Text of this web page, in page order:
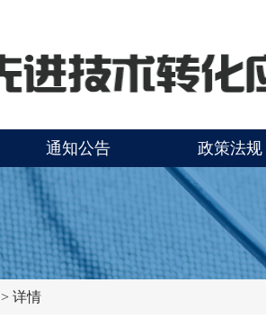
通知公告 政策法规
> 详情